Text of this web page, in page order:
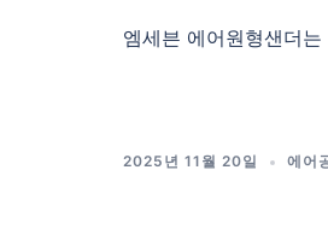
엠세븐 에어원형샌더
2025년 11월 20일 에어